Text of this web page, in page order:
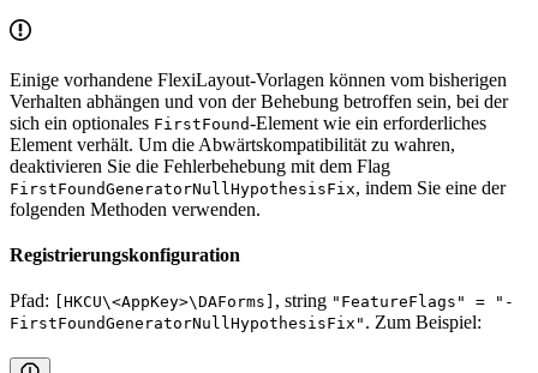
Einige vorhandene FlexiLayout-Vorlagen können vom bisherigen
Verhalten abhängen und von der Behebung betroffen sein, bei der
sich ein optionales FirstFound-Element wie ein erforderliches
Element verhält. Um die Abwärtskompatibilität zu wahren,
deaktivieren Sie die Fehlerbehebung mit dem Flag
FirstFoundGeneratorNullHypothesisFix, indem Sie eine der
folgenden Methoden verwenden.
Registrierungskonfiguration
Pfad: [HKCU\<AppKey>\DAForms] , string "FeatureFlags" = "-
FirstFoundGeneratorNullHypothesisFix" . Zum Beispiel: